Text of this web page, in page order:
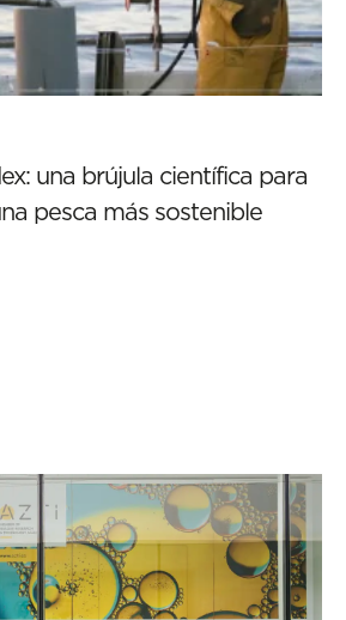
una brújula científica para
pesca más sostenible